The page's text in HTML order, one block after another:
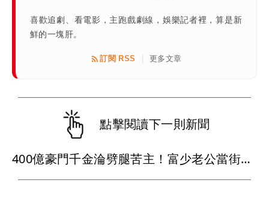
喜歡追劇、看電影，主跑戲劇線，娛樂記者裡，算是新
鮮的一塊肝。
訂閱 RSS 更多文章
點擊閱讀下一則新聞
400億豪門千金淪劈腿苦主！富少老公當街親小三脖子 傳正辦離婚手續